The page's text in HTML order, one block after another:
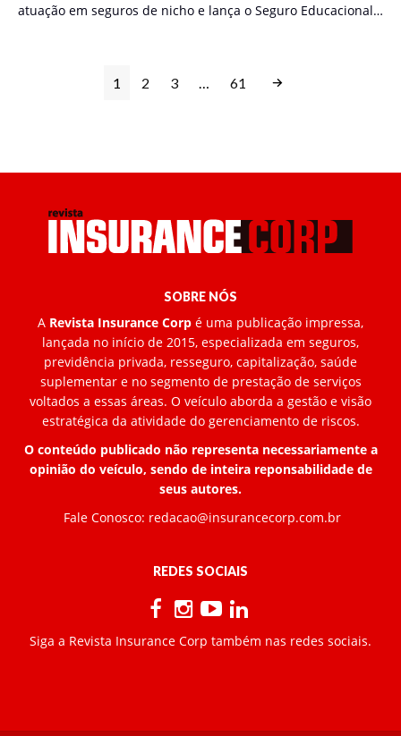
atuação em seguros de nicho e lança o Seguro Educacional…
1 2 3 … 61
SOBRE NÓS
A Revista Insurance Corp é uma publicação impressa,
lançada no início de 2015, especializada em seguros,
previdência privada, resseguro, capitalização, saúde
suplementar e no segmento de prestação de serviços
voltados a essas áreas. O veículo aborda a gestão e visão
estratégica da atividade do gerenciamento de riscos.
O conteúdo publicado não representa necessariamente a
opinião do veículo, sendo de inteira reponsabilidade de
seus autores.
Fale Conosco: redacao@insurancecorp.com.br
REDES SOCIAIS
Siga a Revista Insurance Corp também nas redes sociais.